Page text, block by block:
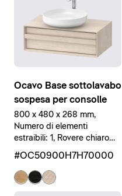
Ocavo Base sottolavabo
sospesa per consolle
800 x 480 x 268 mm,
Numero di elementi
estraibili: 1, Rovere chiaro
chiaro massello opaco,
Legno massello
#OC50900H7H70000